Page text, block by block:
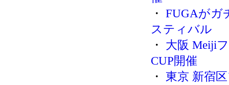
・ FUGAがガ
スティバル
・ 大阪 Meiji
CUP開催
・ 東京 新宿